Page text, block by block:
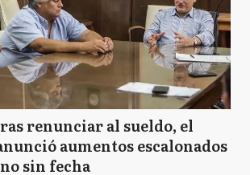
renunciar al sueldo, el
aumentos escalonados
sin fecha